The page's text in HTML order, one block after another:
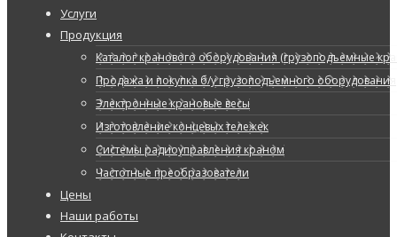
Услуги
Продукция
Каталог кранового оборудования (грузоподъемные
Продажа и покупка б/у грузоподъемного оборудования
Электронные крановые весы
Изготовление концевых тележек
Системы радиоуправления краном
Частотные преобразователи
Цены
Наши работы